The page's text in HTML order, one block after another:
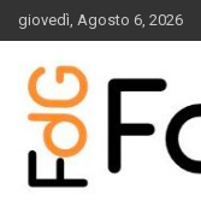
Skip
to
content
giovedì, Agosto 6, 2026